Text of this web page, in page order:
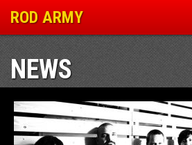
ROD ARMY
NEWS